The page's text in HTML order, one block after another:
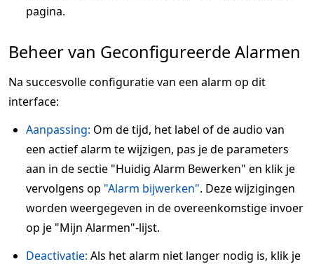
pagina.
Beheer van Geconfigureerde Alarmen
Na succesvolle configuratie van een alarm op dit
interface:
Aanpassing: Om de tijd, het label of de audio van
een actief alarm te wijzigen, pas je de parameters
aan in de sectie "Huidig Alarm Bewerken" en klik je
vervolgens op "Alarm bijwerken". Deze wijzigingen
worden weergegeven in de overeenkomstige invoer
op je "Mijn Alarmen"-lijst.
Deactivatie: Als het alarm niet langer nodig is, klik je